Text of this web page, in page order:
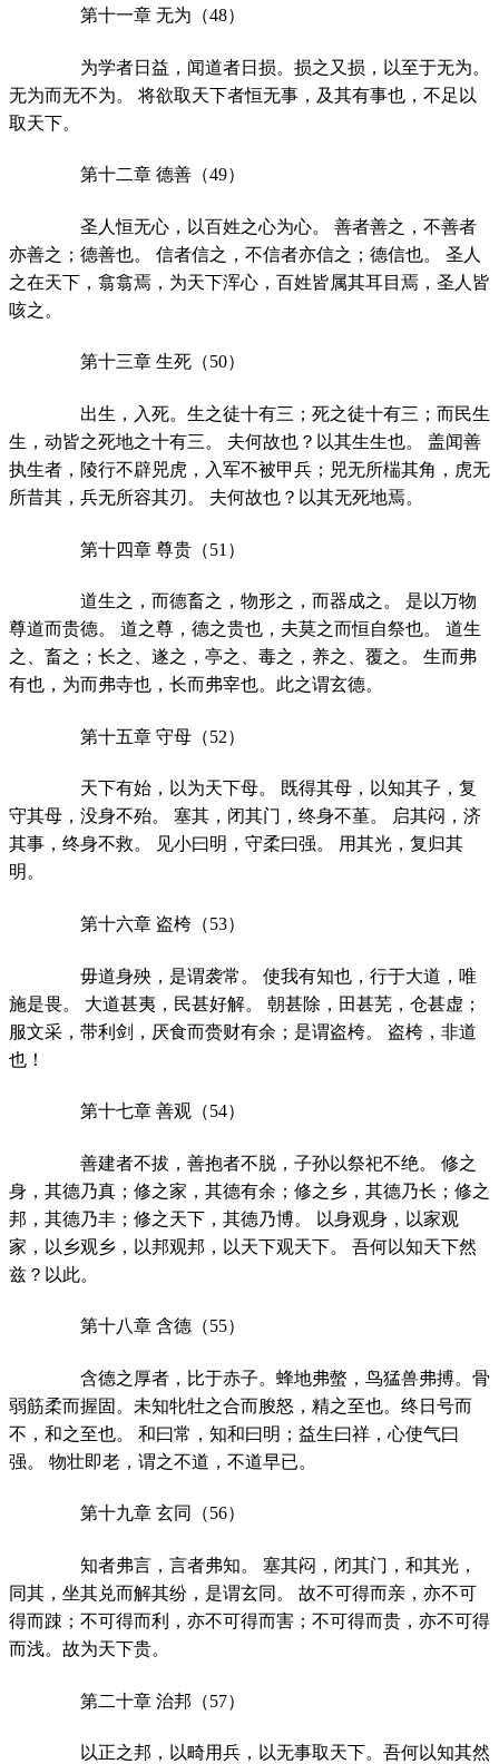
第十一章 无为（48）
为学者日益，闻道者日损。损之又损，以至于无为。
无为而无不为。 将欲取天下者恒无事，及其有事也，不足以
取天下。
第十二章 德善（49）
圣人恒无心，以百姓之心为心。 善者善之，不善者
亦善之；德善也。 信者信之，不信者亦信之；德信也。 圣人
之在天下，翕翕焉，为天下浑心，百姓皆属其耳目焉，圣人皆
咳之。
第十三章 生死（50）
出生，入死。生之徒十有三；死之徒十有三；而民生
生，动皆之死地之十有三。 夫何故也？以其生生也。 盖闻善
执生者，陵行不辟兕虎，入军不被甲兵；兕无所椯其角，虎无
所昔其，兵无所容其刃。 夫何故也？以其无死地焉。
第十四章 尊贵（51）
道生之，而德畜之，物形之，而器成之。 是以万物
尊道而贵德。 道之尊，德之贵也，夫莫之而恒自祭也。 道生
之、畜之；长之、遂之，亭之、毒之，养之、覆之。 生而弗
有也，为而弗寺也，长而弗宰也。此之谓玄德。
第十五章 守母（52）
天下有始，以为天下母。 既得其母，以知其子，复
守其母，没身不殆。 塞其，闭其门，终身不堇。 启其闷，济
其事，终身不救。 见小曰明，守柔曰强。 用其光，复归其
明。
第十六章 盗桍（53）
毋道身殃，是谓袭常。 使我有知也，行于大道，唯
施是畏。 大道甚夷，民甚好解。 朝甚除，田甚芜，仓甚虚；
服文采，带利剑，厌食而赍财有余；是谓盗桍。 盗桍，非道
也！
第十七章 善观（54）
善建者不拔，善抱者不脱，子孙以祭祀不绝。 修之
身，其德乃真；修之家，其德有余；修之乡，其德乃长；修之
邦，其德乃丰；修之天下，其德乃博。 以身观身，以家观
家，以乡观乡，以邦观邦，以天下观天下。 吾何以知天下然
兹？以此。
第十八章 含德（55）
含德之厚者，比于赤子。蜂地弗螫，鸟猛兽弗搏。骨
弱筋柔而握固。未知牝牡之合而朘怒，精之至也。终日号而
不，和之至也。 和曰常，知和曰明；益生曰祥，心使气曰
强。 物壮即老，谓之不道，不道早已。
第十九章 玄同（56）
知者弗言，言者弗知。 塞其闷，闭其门，和其光，
同其，坐其兑而解其纷，是谓玄同。 故不可得而亲，亦不可
得而踈；不可得而利，亦不可得而害；不可得而贵，亦不可得
而浅。故为天下贵。
第二十章 治邦（57）
以正之邦，以畸用兵，以无事取天下。吾何以知其然